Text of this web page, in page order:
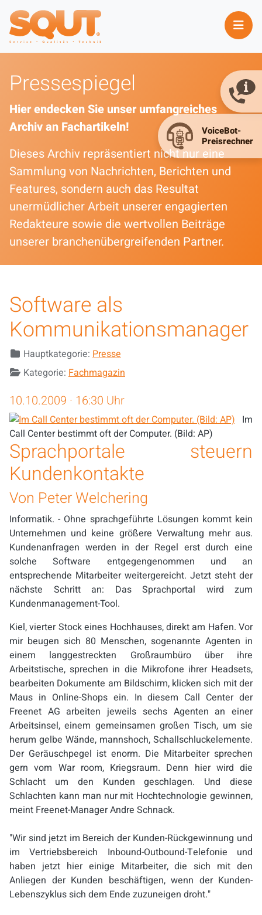
Pressespiegel
Hier endecken Sie unser umfangreiches
Archiv an Fachartikeln!
Dieses Archiv repräsentiert nicht nur eine
Sammlung von Nachrichten, Berichten und
Features, sondern auch das Resultat
unermüdlicher Arbeit unserer engagierten
Redakteure sowie die wertvollen Beiträge
unserer branchenübergreifenden Partner.
Software als
Kommunikationsmanager
DetailsHauptkategorie: Presse
Kategorie: Fachmagazin
10.10.2009 · 16:30 Uhr
Im
Call Center bestimmt oft der Computer. (Bild: AP)
Sprachportale steuern
Kundenkontakte
Von Peter Welchering
Informatik. - Ohne sprachgeführte Lösungen kommt kein
Unternehmen und keine größere Verwaltung mehr aus.
Kundenanfragen werden in der Regel erst durch eine
solche Software entgegengenommen und an
entsprechende Mitarbeiter weitergereicht. Jetzt steht der
nächste Schritt an: Das Sprachportal wird zum
Kundenmanagement-Tool.
Kiel, vierter Stock eines Hochhauses, direkt am Hafen. Vor
mir beugen sich 80 Menschen, sogenannte Agenten in
einem langgestreckten Großraumbüro über ihre
Arbeitstische, sprechen in die Mikrofone ihrer Headsets,
bearbeiten Dokumente am Bildschirm, klicken sich mit der
Maus in Online-Shops ein. In diesem Call Center der
Freenet AG arbeiten jeweils sechs Agenten an einer
Arbeitsinsel, einem gemeinsamen großen Tisch, um sie
herum gelbe Wände, mannshoch, Schallschluckelemente.
Der Geräuschpegel ist enorm. Die Mitarbeiter sprechen
gern vom War room, Kriegsraum. Denn hier wird die
Schlacht um den Kunden geschlagen. Und diese
Schlachten kann man nur mit Hochtechnologie gewinnen,
meint Freenet-Manager Andre Schnack.
"Wir sind jetzt im Bereich der Kunden-Rückgewinnung und
im Vertriebsbereich Inbound-Outbound-Telefonie und
haben jetzt hier einige Mitarbeiter, die sich mit den
Anliegen der Kunden beschäftigen, wenn der Kunden-
Lebenszyklus sich dem Ende zuzuneigen droht."